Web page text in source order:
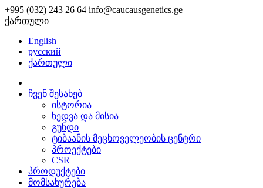
+995 (032) 243 26 64 info@caucausgenetics.ge
ქართული
English
русский
ქართული
ჩვენ შესახებ
ისტორია
ხედვა და მისია
გუნდი
ტიბაანის მეცხოველეობის ცენტრი
პროექტები
CSR
პროდუქტები
მომსახურება